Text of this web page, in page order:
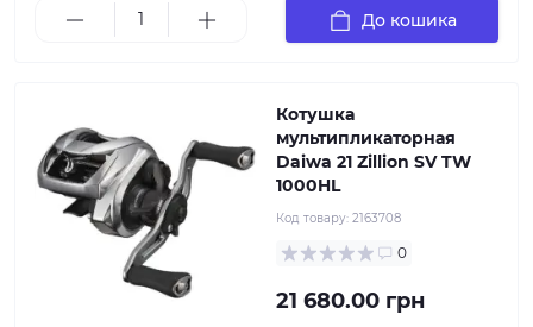
До кошика
Котушка
мультипликаторная
Daiwa 21 Zillion SV TW
1000HL
Код товару: 2163708
0
21 680.00 грн